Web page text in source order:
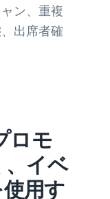
ン、重複
出席者確
ロモ
イベ
用す